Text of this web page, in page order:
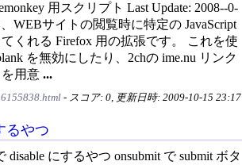
用スクリプト Last Update: 2008--0-
、WEBサイトの閲覧時に特定の JavaScript
くれる Firefox 用の拡張です。 これを使
を無効にしたり、2chの ime.nu リンク
用意 ...
- スコア: 0, 更新日時: 2009-10-15 23:17
るやつ
disable にするやつ onsubmit で submit ボタ